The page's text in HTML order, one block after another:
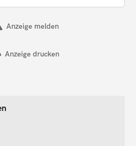
Anzeige melden
Anzeige drucken